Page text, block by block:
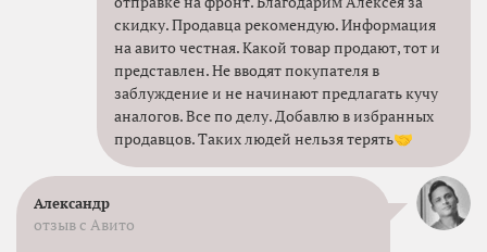
скидку. Продавца рекомендую. Информация
на авито честная. Какой товар продают, тот и
представлен. Не вводят покупателя в
заблуждение и не начинают предлагать кучу
аналогов. Все по делу. Добавлю в избранных
продавцов. Таких людей нельзя терять🤝
Александр
отзыв с Авито